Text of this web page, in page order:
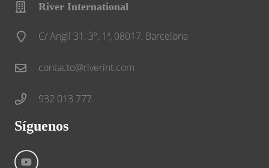
River International
C/ Anglí 31, 3º, 1ª, 08017, Barcelona
contacto@riverint.com
932 013 777
Síguenos